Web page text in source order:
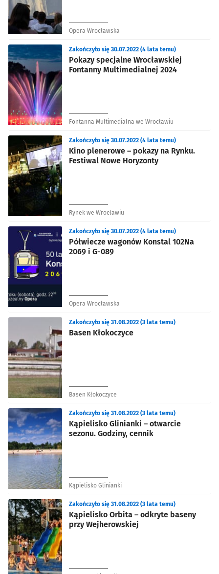
Opera Wrocławska
Pokazy specjalne Wrocławskiej
Fontanny Multimedialnej 2024
Zakończyło się 30.07.2022 (4 lata temu)
Fontanna Multimedialna we Wrocławiu
Kino plenerowe – pokazy na Rynku.
Festiwal Nowe Horyzonty
Zakończyło się 30.07.2022 (4 lata temu)
Rynek we Wrocławiu
Półwiecze wagonów Konstal 102Na
2069 i G-089
Zakończyło się 30.07.2022 (4 lata temu)
Opera Wrocławska
Basen Kłokoczyce
Zakończyło się 31.08.2022 (3 lata temu)
Basen Kłokoczyce
Kąpielisko Glinianki – otwarcie
sezonu. Godziny, cennik
Zakończyło się 31.08.2022 (3 lata temu)
Kąpielisko Glinianki
Kąpielisko Orbita – odkryte baseny
przy Wejherowskiej
Zakończyło się 31.08.2022 (3 lata temu)